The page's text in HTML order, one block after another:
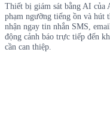
Thiết bị giám sát bằng AI của
phạm ngưỡng tiếng ồn và hút
nhận ngay tin nhắn SMS,
động cảnh báo trực tiếp đến
cần can thiệp.